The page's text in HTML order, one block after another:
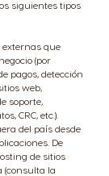
siguientes tipos
que
(por
pagos, detección
web,
soporte,
CRC, etc.).
del país desde
De
de sitios
(consulta la